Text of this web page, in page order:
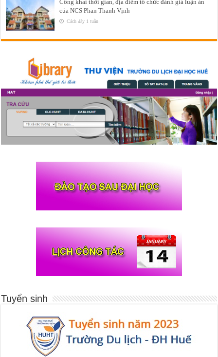
Công khai thời gian, địa điểm tổ chức đánh giá luận án
của NCS Phan Thanh Vịnh
Cách đây 1 tuần
Tuyển sinh